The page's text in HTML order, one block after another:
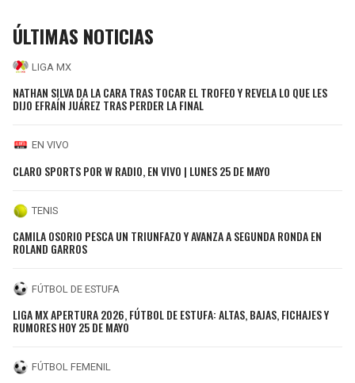
ÚLTIMAS NOTICIAS
LIGA MX
NATHAN SILVA DA LA CARA TRAS TOCAR EL TROFEO Y REVELA LO QUE LES
DIJO EFRAÍN JUÁREZ TRAS PERDER LA FINAL
EN VIVO
CLARO SPORTS POR W RADIO, EN VIVO | LUNES 25 DE MAYO
TENIS
CAMILA OSORIO PESCA UN TRIUNFAZO Y AVANZA A SEGUNDA RONDA EN
ROLAND GARROS
FÚTBOL DE ESTUFA
LIGA MX APERTURA 2026, FÚTBOL DE ESTUFA: ALTAS, BAJAS, FICHAJES Y
RUMORES HOY 25 DE MAYO
FÚTBOL FEMENIL